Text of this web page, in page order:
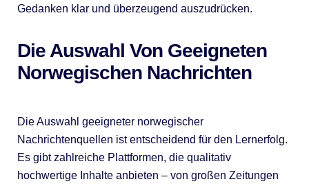
Gedanken klar und überzeugend auszudrücken.
Die Auswahl Von Geeigneten
Norwegischen Nachrichten
Die Auswahl geeigneter norwegischer
Nachrichtenquellen ist entscheidend für den Lernerfolg.
Es gibt zahlreiche Plattformen, die qualitativ
hochwertige Inhalte anbieten – von großen Zeitungen